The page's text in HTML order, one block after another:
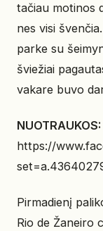
tačiau motinos
nes visi
parke su
šviežiai
vakare buvo
NUOTRAUKOS:
https://
Pirmadienį
Rio de Žaneiro